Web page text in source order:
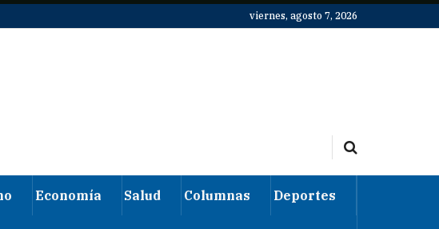
viernes, agosto 7, 2026
Economía Salud Columnas Deportes